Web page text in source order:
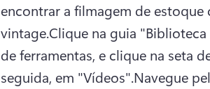
encontrar a filmagem de
vintage.Clique na guia
de ferramentas, e clique na seta
seguida, em "Vídeos".Navegue